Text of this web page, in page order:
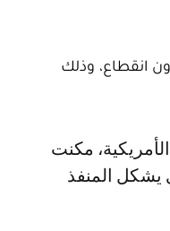
انقطاع، وذلك
الفتح الدائم لهذا المعبر 24/7 ، الذي يشكل المنفذ